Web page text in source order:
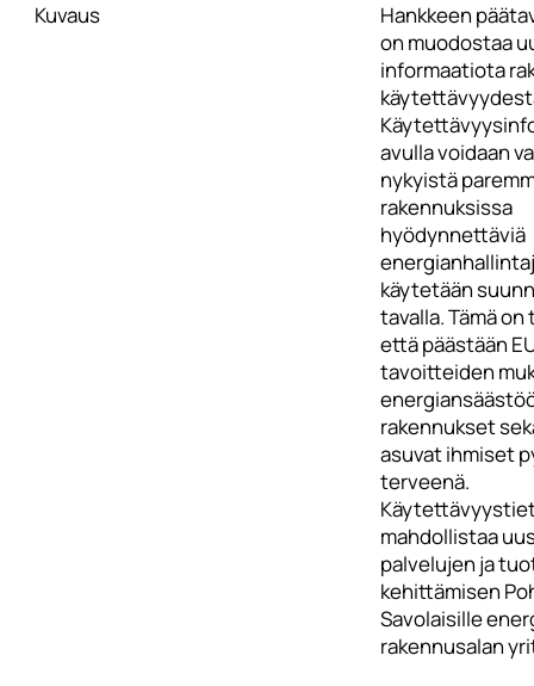
Kuvaus
Hankkeen
on muodostaa
informaatiota
avulla voidaan
nykyistä
rakennuksissa
hyödynnettäviä
käytetään
tavalla. Tämä
että päästään
tavoitteiden
rakennukset
asuvat ihmiset
terveenä.
mahdollistaa
palvelujen ja
kehittämisen
Savolaisille
rakennusalan